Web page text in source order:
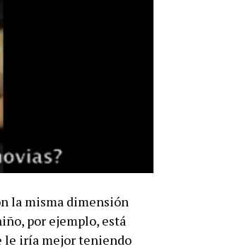
la misma dimensión
por ejemplo, está
le iría mejor teniendo